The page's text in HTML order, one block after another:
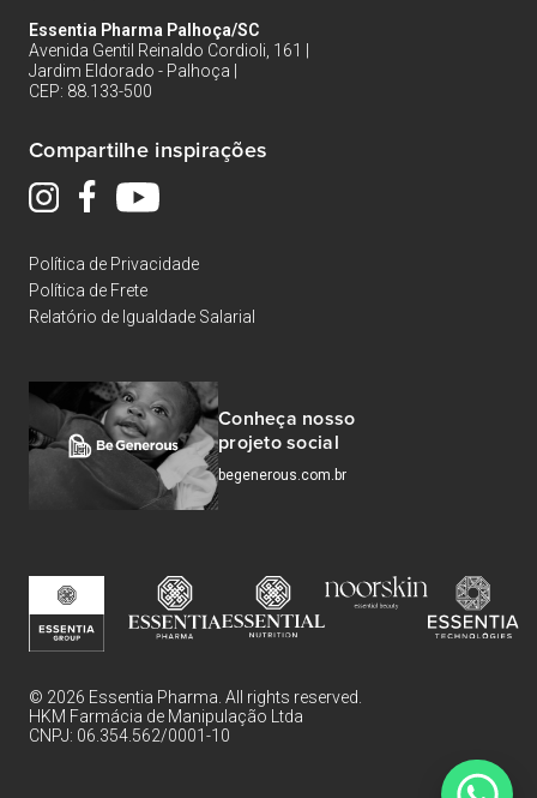
Essentia Pharma Palhoça/SC
Avenida Gentil Reinaldo Cordioli, 161 |
Jardim Eldorado - Palhoça |
CEP: 88.133-500
Compartilhe inspirações
Política de Privacidade
Política de Frete
Relatório de Igualdade Salarial
Conheça nosso
projeto social
begenerous.com.br
© 2026 Essentia Pharma. All rights reserved.
HKM Farmácia de Manipulação Ltda
CNPJ: 06.354.562/0001-10